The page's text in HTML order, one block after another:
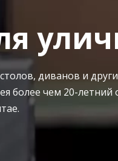
Плесень
диванов и
более чем 20-